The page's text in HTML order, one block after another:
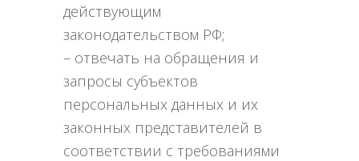
действующим
законодательством РФ;
– отвечать на обращения и
запросы субъектов
персональных данных и их
законных представителей в
соответствии с требованиями